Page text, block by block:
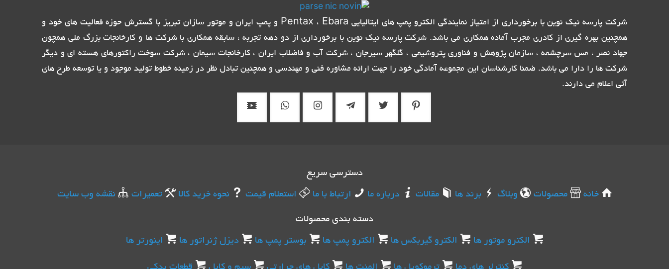
شرکت پارسه نیک نوین با برخورداری از امتیاز نمایندگی الکترو پمپ های ایتالیایی Pentax ، Ebara و پمپ ایران و موتور سازان تبریز با گسترش حوزه فعالیت های خود و
همچنین بهره گیری از کادری مجرب آماده همکاری می باشد. شرکت پارسه نیک نوین با برخورداری از دو دهه تجربه ، سابقه همکاری با شرکت ها و کارخانجات بزرگ ملی همچون
جهاد نصر ، مس سرچشمه ، سازمان پژوهش و فناوری پتروشیمی ، گلگهر سیرجان ، شرکت آب و فاضلاب ایران ، کارخانجات سیمان ، شرکت سوخت راکتورهای هسته ای و دیگر
شرکت ها را دارا می باشد. ضمنا کارشناسان این مجموعه آمادگی خود را جهت ارائه مشاوره فنی و مهندسی و همچنین تبادل نظر در زمینه خطوط تولید موجود و یا توسعه طرح های
آتی اعلام می دارند.
دسترسی سریع
خانه
محصولات وبلاگ برند ها مقالات درباره ما ارتباط با ما استعلام قیمت نحوه خرید کالا تعمیرات نقشه وب سایت
دسته بندی محصولات
الکترو موتور ها
الکترو گیربکس ها الکترو پمپ ها بوستر پمپ ها دیزل ژنراتور ها اینورتر ها